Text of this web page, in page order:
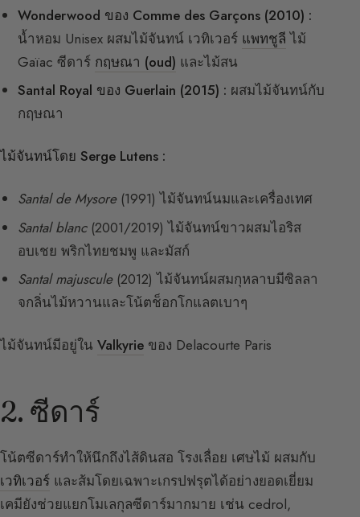
Wonderwood ของ Comme des Garçons (2010) :
น้ำหอม Unisex ผสมไม้จันทน์ เวทิเวอร์ แพทชูลี ไม้
Gaïac ซีดาร์ กฤษณา (oud) และไม้สน
Santal Royal ของ Guerlain (2015) : ผสมไม้จันทน์กับ
กฤษณา
ไม้จันทน์โดย Serge Lutens :
Santal de Mysore(1991) ไม้จันทน์นมและเครื่องเทศ
Santal blanc(2001/2019) ไม้จันทน์ขาวผสมไอริส
อบเชย พริกไทยชมพู และมัสก์
Santal majuscule(2012) ไม้จันทน์ผสมกุหลาบมีซิลลา
จกลิ่นไม้หวานและโน้ตช็อกโกแลตเบาๆ
ไม้จันทน์มีอยู่ใน Valkyrie ของ Delacourte Paris
2. ซีดาร์
โน้ตซีดาร์ทำให้นึกถึงไส้ดินสอ โรงเลื่อย เศษไม้ ผสมกับ
เวทิเวอร์ และส้มโดยเฉพาะเกรปฟรุตได้อย่างยอดเยี่ยม
เคมียังช่วยแยกโมเลกุลซีดาร์มากมาย เช่น cedrol,